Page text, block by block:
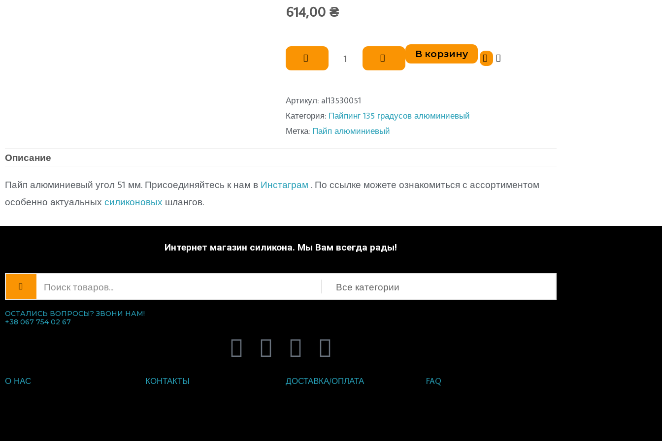
614,00 ₴
Количество
товара
алюминиевый
угловой
135°
50
В корзину
Артикул: al13530051
Категория: Пайпинг 135 градусов алюминиевый
Метка: Пайп алюминиевый
Описание
Пайп алюминиевый угол 51 мм. Присоединяйтесь к нам в Инстаграм . По ссылке можете ознакомиться с ассортиментом
особенно актуальных силиконовых шлангов.
Интернет магазин силикона. Мы Вам всегда рады!
ОСТАЛИСЬ ВОПРОСЫ? ЗВОНИ НАМ!
+38 067 754 02 67
V
i
T
e
I
n
s
F
a
c
О НАС КОНТАКТЫ ДОСТАВКА/ОПЛАТА FAQ